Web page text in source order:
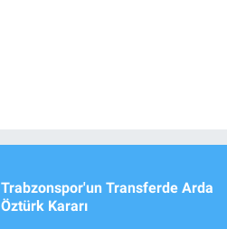
Trabzonspor'un Transferde Arda
Öztürk Kararı